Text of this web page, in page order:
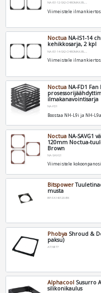
NA-IS1-12-SX2-CHROMAX.BLACK
Viimeistele
Noctua NA-IS1-14
kehikkosarja, 2 kpl
NA-IS1-14-SX2-CHROMAX.BLACK
Viimeistele
Noctua NA-FD1
ilmakanavointisarja
NA-FD1
Boostaa NH-L9i ja NH-
Noctua NA-SAVG1
120mm Noctua-
Brown
NA-SAVG1
Viimeistele
Bitspower
musta
BP-FA140120-BK
Phobya Shroud &
paksu)
AT38177
Alphacool Susurro
silikonikaulus